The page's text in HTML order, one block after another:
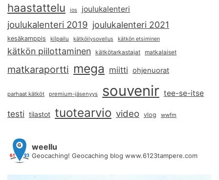
haastattelu ios joulukalenteri
joulukalenteri 2019 joulukalenteri 2021
kesäkamppis kilpailu kätköilysovellus kätkön etsiminen
kätkön piilottaminen kätkötarkastajat matkalaiset
matkaraportti mega miitti ohjenuorat
parhaat kätköt premium-jäsenyys souvenir tee-se-itse
testi tilastot tuotearvio video vlog wwfm
weellu
Geocaching! Geocaching blog www.6123tampere.com